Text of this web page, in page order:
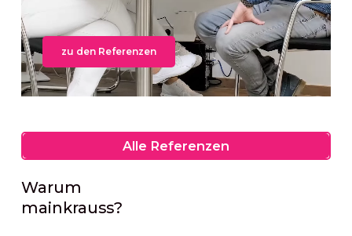
zu den Referenzen
Alle
Referenzen
Alle Referenzen
Warum
mainkrauss?